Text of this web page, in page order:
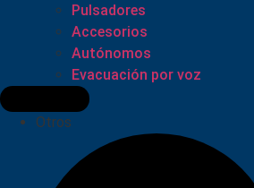
Pulsadores
Accesorios
Autónomos
Evacuación por voz
Otros